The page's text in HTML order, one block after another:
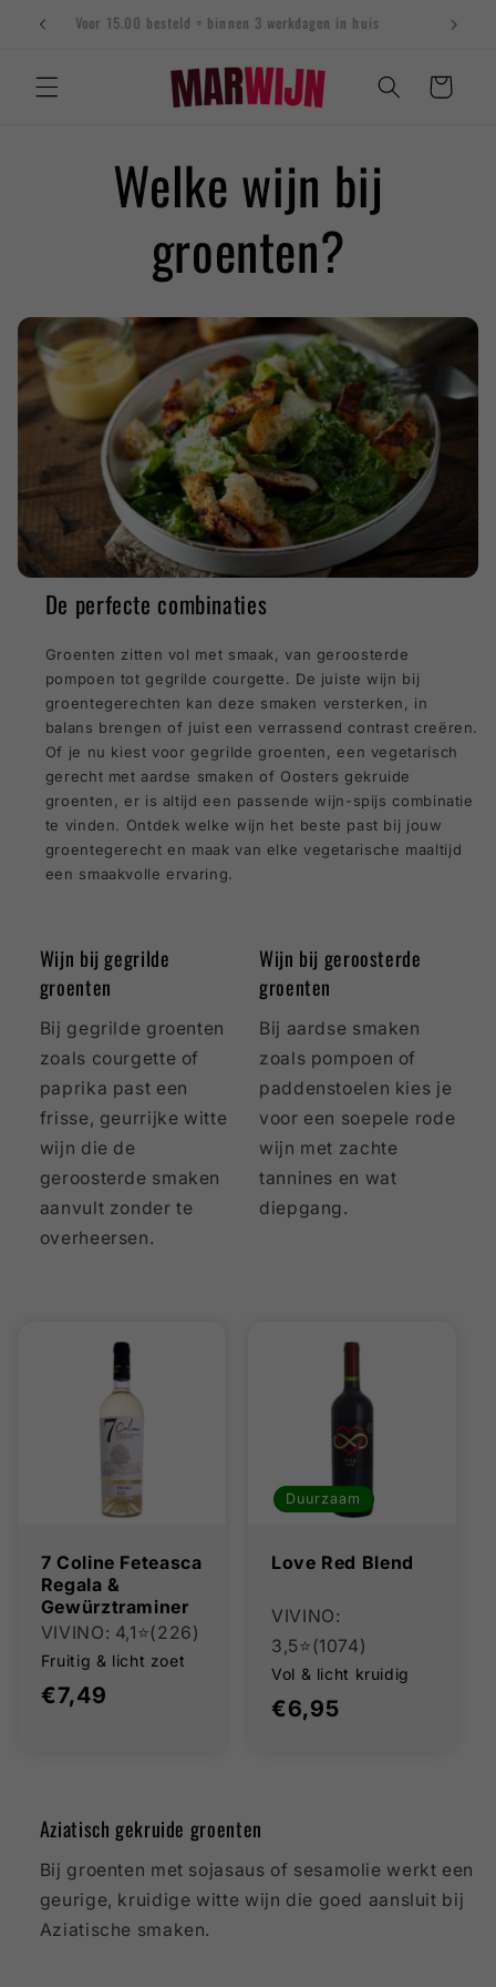
naar
de
Voor 15.00 besteld = binnen 3 werkdagen in huis
Winkelwagen
Welke wijn bij
groenten?
De perfecte combinaties
Groenten zitten vol met smaak, van geroosterde
pompoen tot gegrilde courgette. De juiste wijn bij
groentegerechten kan deze smaken versterken, in
balans brengen of juist een verrassend contrast creëren.
Of je nu kiest voor gegrilde groenten, een vegetarisch
gerecht met aardse smaken of Oosters gekruide
groenten, er is altijd een passende wijn-spijs combinatie
te vinden. Ontdek welke wijn het beste past bij jouw
groentegerecht en maak van elke vegetarische maaltijd
een smaakvolle ervaring.
Wijn bij gegrilde
groenten
Bij gegrilde groenten
zoals courgette of
paprika past een
frisse, geurrijke witte
wijn die de
geroosterde smaken
aanvult zonder te
overheersen.
Wijn bij geroosterde
groenten
Bij aardse smaken
zoals pompoen of
paddenstoelen kies je
voor een soepele rode
wijn met zachte
tannines en wat
diepgang.
7 Coline Feteasca
Regala &
Gewürztraminer
VIVINO: 4,1⭐(226)
Fruitig & licht zoet
Normale
€7,49
Duurzaam
Love Red Blend
VIVINO:
3,5⭐️(1074)
Vol & licht kruidig
Normale
€6,95
Aziatisch gekruide groenten
Bij groenten met sojasaus of sesamolie werkt een
geurige, kruidige witte wijn die goed aansluit bij
Aziatische smaken.